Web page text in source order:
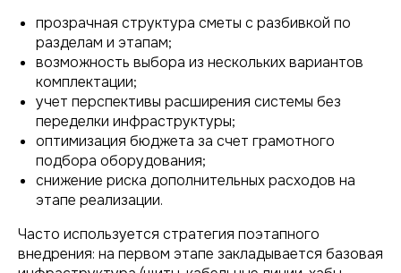
прозрачная структура сметы с разбивкой по
разделам и этапам;
возможность выбора из нескольких вариантов
комплектации;
учет перспективы расширения системы без
переделки инфраструктуры;
оптимизация бюджета за счет грамотного
подбора оборудования;
снижение риска дополнительных расходов на
этапе реализации.
Часто используется стратегия поэтапного
внедрения: на первом этапе закладывается базовая